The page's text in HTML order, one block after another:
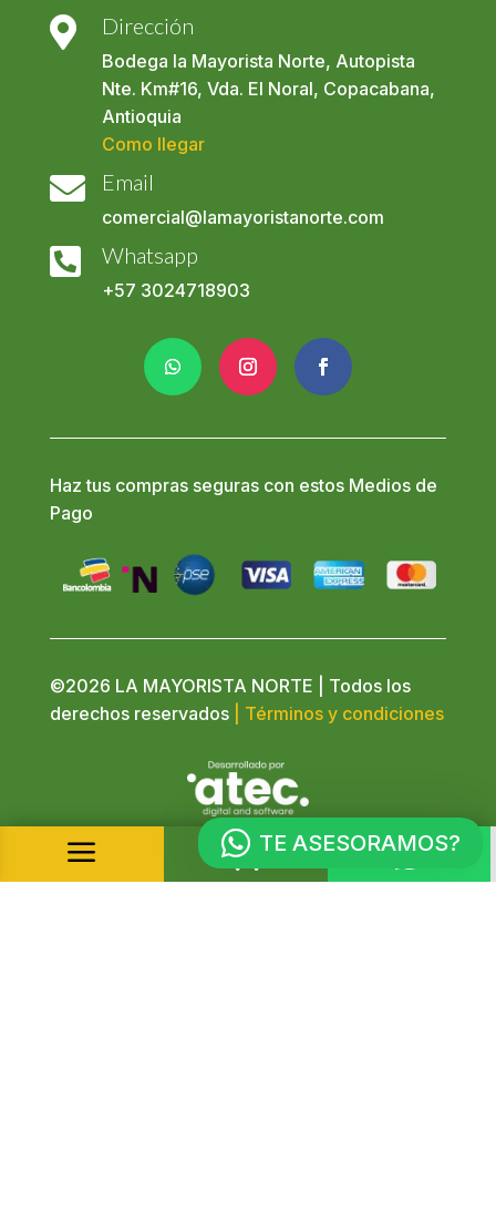
 Dirección
Bodega la Mayorista Norte, Autopista
Nte. Km#16, Vda. El Noral, Copacabana,
Antioquia
Como llegar
 Email
comercial@lamayoristanorte.com
 Whatsapp
+57 3024718903
Haz tus compras seguras con estos Medios de
Pago
©2026 LA MAYORISTA NORTE | Todos los
derechos reservados
| Términos y condiciones
a  
TE ASESORAMOS?